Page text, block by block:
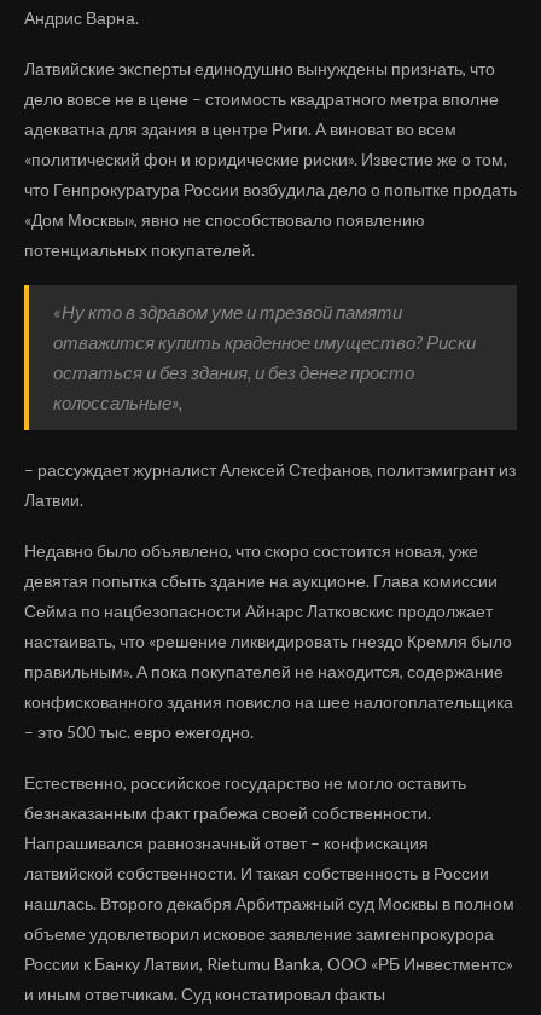
Андрис Варна.
Латвийские эксперты единодушно вынуждены признать, что
дело вовсе не в цене – стоимость квадратного метра вполне
адекватна для здания в центре Риги. А виноват во всем
«политический фон и юридические риски». Известие же о том,
что Генпрокуратура России возбудила дело о попытке продать
«Дом Москвы», явно не способствовало появлению
потенциальных покупателей.
«Ну кто в здравом уме и трезвой памяти
отважится купить краденное имущество? Риски
остаться и без здания, и без денег просто
колоссальные»,
– рассуждает журналист Алексей Стефанов, политэмигрант из
Латвии.
Недавно было объявлено, что скоро состоится новая, уже
девятая попытка сбыть здание на аукционе. Глава комиссии
Сейма по нацбезопасности Айнарс Латковскис продолжает
настаивать, что «решение ликвидировать гнездо Кремля было
правильным». А пока покупателей не находится, содержание
конфискованного здания повисло на шее налогоплательщика
– это 500 тыс. евро ежегодно.
Естественно, российское государство не могло оставить
безнаказанным факт грабежа своей собственности.
Напрашивался равнозначный ответ – конфискация
латвийской собственности. И такая собственность в России
нашлась. Второго декабря Арбитражный суд Москвы в полном
объеме удовлетворил исковое заявление замгенпрокурора
России к Банку Латвии, Rietumu Banka, ООО «РБ Инвестментс»
и иным ответчикам. Суд констатировал факты